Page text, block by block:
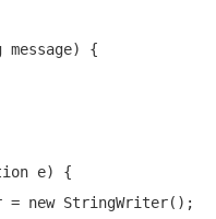
{
e) {
=
new StringWriter();